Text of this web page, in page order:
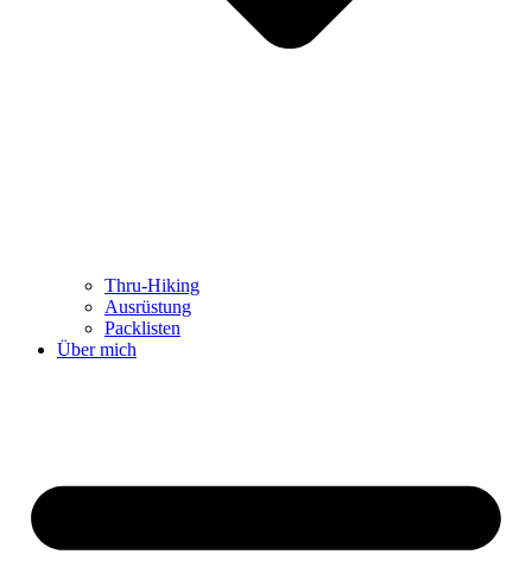
Thru-Hiking
Ausrüstung
Packlisten
Über mich